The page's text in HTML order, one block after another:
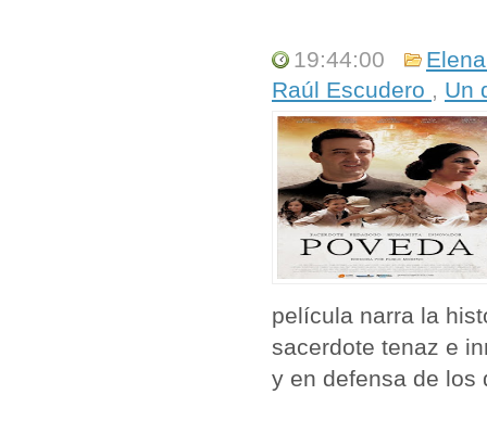
19:44:00
Raúl Escudero , Un
película narra la
sacerdote tenaz e
y en defensa de los